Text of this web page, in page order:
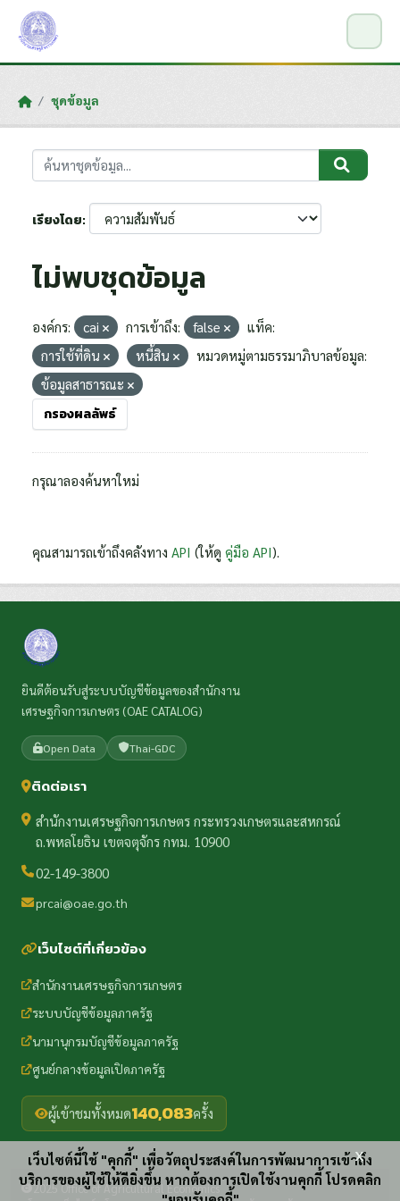
Skip to main content
ชุดข้อมูล
เรียงโดย
ไม่พบชุดข้อมูล
องค์กร: cai การเข้าถึง: false
แท็ค:
การใช้ที่ดิน
หนี้สิน
หมวดหมู่ตามธรรมาภิบาลข้อมูล:
ข้อมูลสาธารณะ
กรองผลลัพธ์
กรุณาลองค้นหาใหม่
คุณสามารถเข้าถึงคลังทาง API (ให้ดู คู่มือ API).
ยินดีต้อนรับสู่ระบบบัญชีข้อมูลของสำนักงาน
เศรษฐกิจการเกษตร (OAE CATALOG)
Open Data Thai-GDC
ติดต่อเรา
สำนักงานเศรษฐกิจการเกษตร กระทรวงเกษตรและสหกรณ์
ถ.พหลโยธิน เขตจตุจักร กทม. 10900
02-149-3800
prcai@oae.go.th
เว็บไซต์ที่เกี่ยวข้อง
สำนักงานเศรษฐกิจการเกษตร
ระบบบัญชีข้อมูลภาครัฐ
นามานุกรมบัญชีข้อมูลภาครัฐ
ศูนย์กลางข้อมูลเปิดภาครัฐ
ผู้เข้าชมทั้งหมด140,083ครั้ง
2025 Office of Agricultural Economics
เว็บไซต์นี้ใช้ "คุกกี้" เพื่อวัตถุประสงค์ในการพัฒนาการเข้าถึง
บริการของผู้ใช้ให้ดียิ่งขึ้น หากต้องการเปิดใช้งานคุกกี้ โปรดคลิก
x